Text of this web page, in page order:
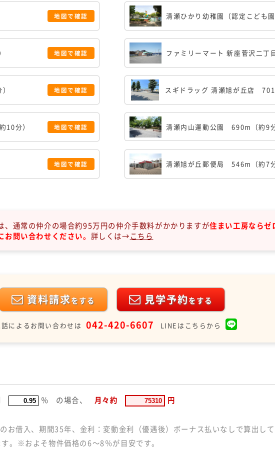
地図で確認 清瀬ひかり幼稚園（認定こども園
地図で確認 ファミリーマート 新座菅沢二丁
地図で確認 スギドラッグ 清瀬旭が丘店
10分） 地図で確認 清瀬内山運動公園 690m（約9分
地図で確認 清瀬旭が丘郵便局 546m（約7分
、通常の仲介の場合約95万円の仲介手数料がかかりますが住まい工房ならゼ
お問い合わせください。 詳しくは→こちら
資料請求をする 見学予約をする
によるお問い合わせは 042-420-6607 LINEはこちらから
％ の場合、 月々約 円
借入、期間35年、金利：変動金利（優遇後）ボーナス払いなしで算出して
。※およそ物件価格の6～8％が目安です。